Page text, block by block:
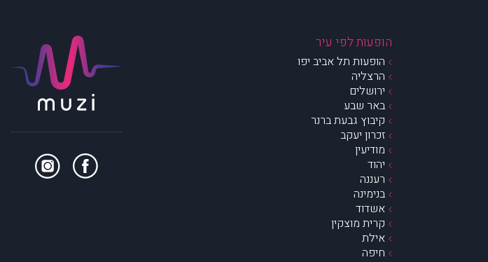
הופעות לפי עיר
הופעות תל אביב יפו
הרצליה
ירושלים
באר שבע
קיבוץ גבעת ברנר
זכרון יעקב
מודיעין
יהוד
רעננה
בנימינה
אשדוד
קרית מוצקין
אילת
חיפה